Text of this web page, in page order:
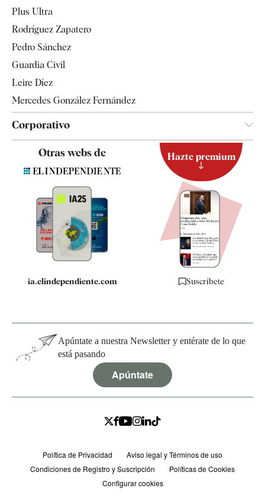
Televisión
Plus Ultra
Rodríguez Zapatero
Pedro Sánchez
Guardia Civil
Leire Díez
Mercedes González Fernández
Corporativo
Contacto
Quiénes somos
Especificaciones
Otras webs de
ia.elindependiente.com
Hazte premium
Suscríbete
Apúntate a nuestra Newsletter y entérate de lo que
está pasando
Apúntate
Política de Privacidad
Aviso legal y Términos de uso
Condiciones de Registro y Suscripción
Políticas de Cookies
Configurar cookies